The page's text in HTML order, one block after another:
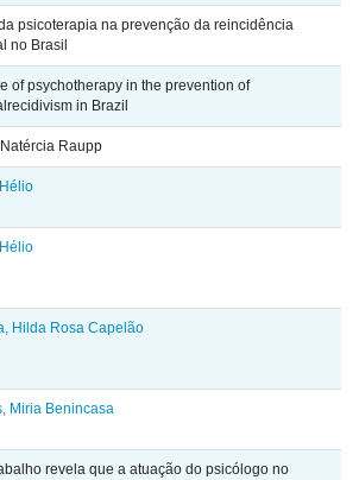
psicoterapia na prevenção da reincidência
no Brasil
of psychotherapy in the prevention of
in Brazil
Raupp
Hilda Rosa Capelão
Miria Benincasa
revela que a atuação do psicólogo no